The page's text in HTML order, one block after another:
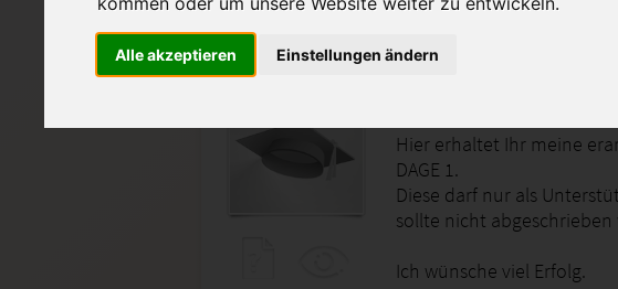
Alle akzeptieren Einstellungen ändern
Hier erhaltet Ihr meine
DAGE 1.
Diese darf nur als
sollte nicht abgeschrieben
Ich wünsche viel Erfolg.